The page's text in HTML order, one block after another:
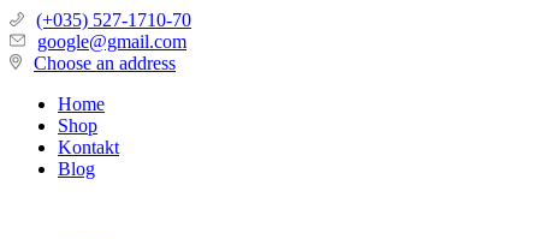
(+035) 527-1710-70
google@gmail.com
Choose an address
Home
Shop
Kontakt
Blog